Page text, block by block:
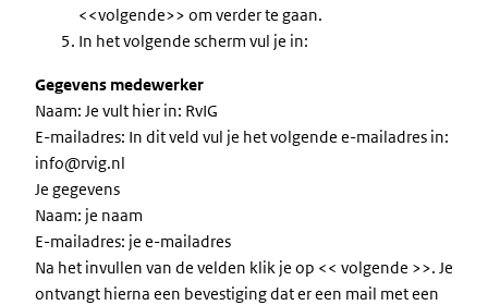
<<volgende>> om verder te gaan.
In het volgende scherm vul je in:
Gegevens medewerker
Naam: Je vult hier in: RvIG
E-mailadres: In dit veld vul je het volgende e-mailadres in:
info@rvig.nl
Je gegevens
Naam: je naam
E-mailadres: je e-mailadres
Na het invullen van de velden klik je op << volgende >>. Je
ontvangt hierna een bevestiging dat er een mail met een